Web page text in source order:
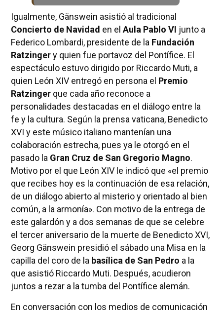
Igualmente, Gänswein asistió al tradicional
Concierto de Navidad en el Aula Pablo VI junto a
Federico Lombardi, presidente de la Fundación
Ratzingery quien fue portavoz del Pontífice. El
espectáculo estuvo dirigido por Riccardo Muti, a
quien León XIV entregó en persona el Premio
Ratzingerque cada año reconoce a
personalidades destacadas en el diálogo entre la
fe y la cultura. Según la prensa vaticana, Benedicto
XVI y este músico italiano mantenían una
colaboración estrecha, pues ya le otorgó en el
pasado la Gran Cruz de San Gregorio Magno.
Motivo por el que León XIV le indicó que «el premio
que recibes hoy es la continuación de esa relación,
de un diálogo abierto al misterio y orientado al bien
común, a la armonía». Con motivo de la entrega de
este galardón y a dos semanas de que se celebre
el tercer aniversario de la muerte de Benedicto XVI,
Georg Gänswein presidió el sábado una Misa en la
capilla del coro de la basílica de San Pedro a la
que asistió Riccardo Muti. Después, acudieron
juntos a rezar a la tumba del Pontífice alemán.
En conversación con los medios de comunicación